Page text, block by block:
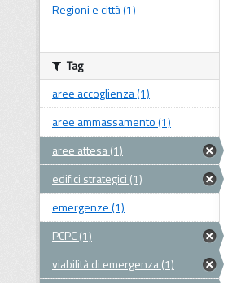
Regioni e città (1)
Tag
aree accoglienza (1)
aree ammassamento (1)
aree attesa (1)
edifici strategici (1)
emergenze (1)
PCPC (1)
viabilità di emergenza (1)